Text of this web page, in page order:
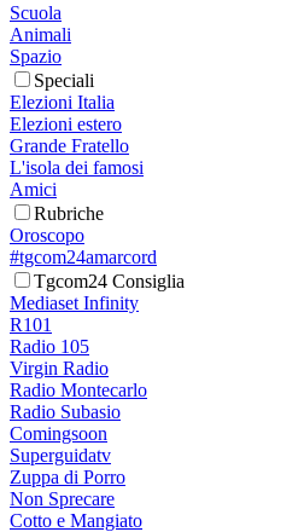
Scuola
Animali
Spazio
Speciali
Elezioni Italia
Elezioni estero
Grande Fratello
L'isola dei famosi
Amici
Rubriche
Oroscopo
#tgcom24amarcord
Tgcom24 Consiglia
Mediaset Infinity
R101
Radio 105
Virgin Radio
Radio Montecarlo
Radio Subasio
Comingsoon
Superguidatv
Zuppa di Porro
Non Sprecare
Cotto e Mangiato